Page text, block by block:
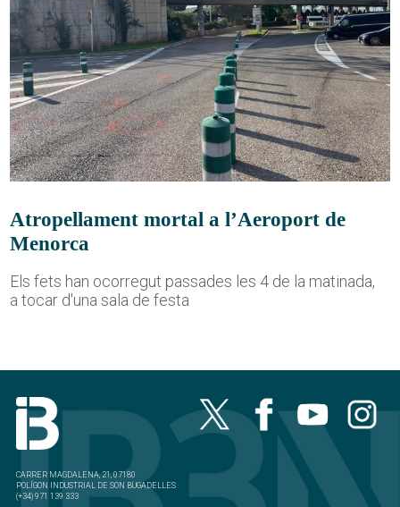
Atropellament mortal a l’Aeroport de
Menorca
Els fets han ocorregut passades les 4 de la matinada,
a tocar d'una sala de festa
CARRER MAGDALENA, 21, 07180
POLÍGON INDUSTRIAL DE SON BUGADELLES
(+34) 971 139 333